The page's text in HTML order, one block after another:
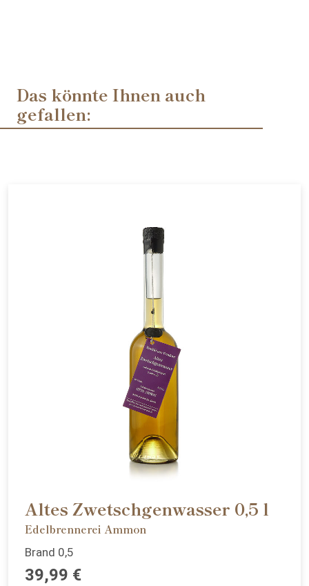
Das könnte Ihnen auch
gefallen:
Altes Zwetschgenwasser 0,5 l
Edelbrennerei Ammon
Brand 0,5
39,99 €